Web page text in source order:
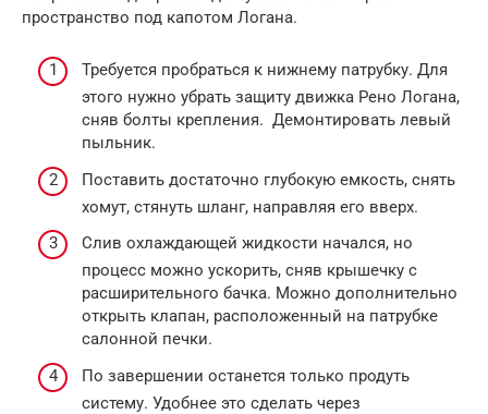
пространство под капотом Логана.
Требуется пробраться к нижнему патрубку. Для
этого нужно убрать защиту движка Рено Логана,
сняв болты крепления. Демонтировать левый
пыльник.
Поставить достаточно глубокую емкость, снять
хомут, стянуть шланг, направляя его вверх.
Слив охлаждающей жидкости начался, но
процесс можно ускорить, сняв крышечку с
расширительного бачка. Можно дополнительно
открыть клапан, расположенный на патрубке
салонной печки.
По завершении останется только продуть
систему. Удобнее это сделать через